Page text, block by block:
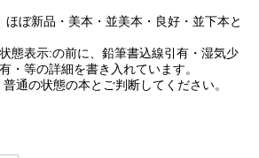
ぼ新品・美本・並美本・良好・並下本と
態表示:の前に、鉛筆書込線引有・湿気少
・等の詳細を書き入れています。
通の状態の本とご判断してください。